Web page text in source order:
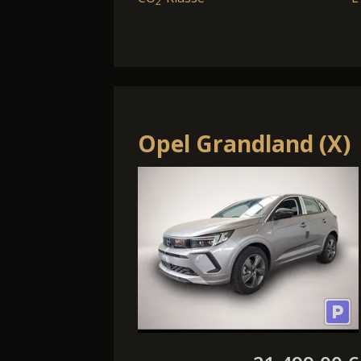
Opel Grandland (X)
Grandland Enjoy
Shz Navi PDC
Tempomat